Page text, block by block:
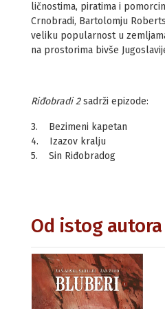
ličnostima, piratima i
Crnobradi, Bartolomju
veliku popularnost u
na prostorima bivše
Riđobradi 2sadrži epizode:
3. Bezimeni kapetan
4. Izazov kralju
5. Sin Riđobradog
Od istog autora